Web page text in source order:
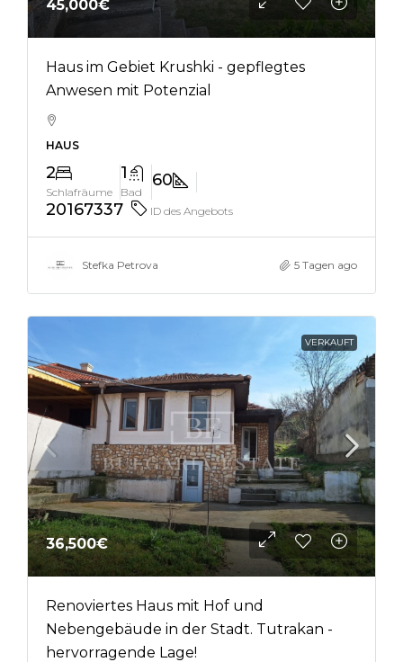
45,000€
Haus im Gebiet Krushki - gepflegtes
Anwesen mit Potenzial
HAUS
2
Schlafräume
1
Bad
60
20167337
ID des Angebots
Stefka Petrova 5 Tagen ago
VERKAUFT
36,500€
Renoviertes Haus mit Hof und
Nebengebäude in der Stadt. Tutrakan -
hervorragende Lage!